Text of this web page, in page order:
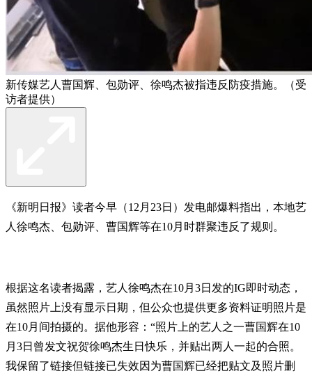
新传媒艺人曹国辉、包勋评、徐鸣杰被指违反防疫措施。（受
访者提供）
《新明日报》读者今早（12月23日）发电邮爆料指出，本地艺
人徐鸣杰、包勋评、曹国辉等在10月时群聚违反了规则。
根据这名读者揭露，艺人徐鸣杰在10月3日发的IG即时动态，
虽然照片上没有显示日期，但公众也提供更多资料证明照片是
在10月间拍摄的。据他形容：“照片上的艺人之一曹国辉在10
月3日曾发文祝贺徐鸣杰生日快乐，并贴出两人一起的合照。
我保留了链接但链接已失效因为曹国辉已经把贴文及照片删